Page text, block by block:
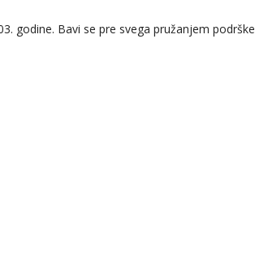
godine. Bavi se pre svega pružanjem podrške